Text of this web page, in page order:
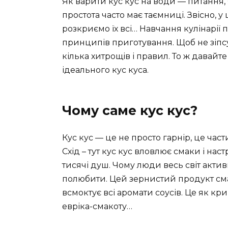
простота часто має таємниці. Звісно,
розкриємо їх всі… Навчання
принципів приготування. Щоб не
кілька хитрощів і правил. То ж
ідеального кус куса.
Чому саме кус кус?
Кус кус — це не просто гарнір, це
Схід – тут кус кус вловлює смаки і
тисячі душ. Чому люди весь світ
полюбити. Цей зернистий продукт
всмоктує всі аромати соусів. Це як
евріка-смакоту…